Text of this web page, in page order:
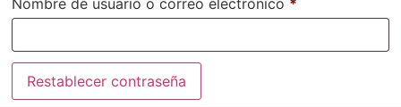
Nombre de usuario o correo electrónico *
Restablecer contraseña